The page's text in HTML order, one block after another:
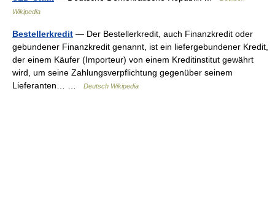
Wikipedia
Bestellerkredit — Der Bestellerkredit, auch Finanzkredit oder
gebundener Finanzkredit genannt, ist ein liefergebundener Kredit,
der einem Käufer (Importeur) von einem Kreditinstitut gewährt
wird, um seine Zahlungsverpflichtung gegenüber seinem
Lieferanten… …
Deutsch Wikipedia